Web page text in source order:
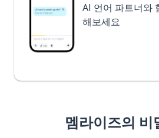
AI 언어 파트너와
해보세요
멤라이즈의 비